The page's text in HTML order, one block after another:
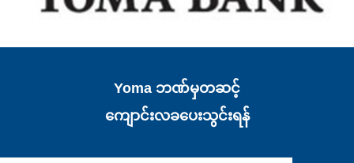
Yoma ဘဏ်မှတဆင့်
ကျောင်းလခပေးသွင်းရန်